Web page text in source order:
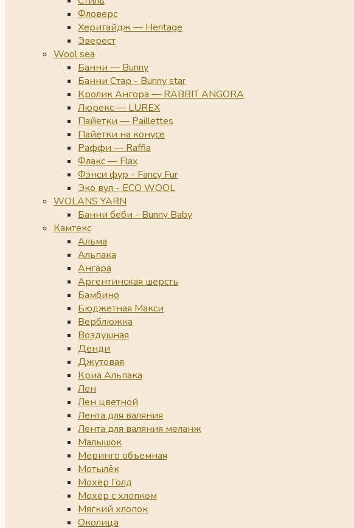
Фловерс
Херитайдж — Heritage
Эверест
Wool sea
Банни — Bunny
Банни Стар - Bunny star
Кролик Ангора — RABBIT ANGORA
Люрекс — LUREX
Пайетки — Paillettes
Пайетки на конусе
Раффи — Raffia
Флакс — Flax
Фэнси фур - Fancy Fur
Эко вул - ECO WOOL
WOLANS YARN
Банни беби - Bunny Baby
Камтекс
Альма
Альпака
Ангара
Аргентинская шерсть
Бамбино
Бюджетная Макси
Верблюжка
Воздушная
Денди
Джутовая
Криа Альпака
Лен
Лен цветной
Лента для валяния
Лента для валяния меланж
Малышок
Меринго объемная
Мотылёк
Мохер Голд
Мохер с хлопком
Мягкий хлопок
Околица